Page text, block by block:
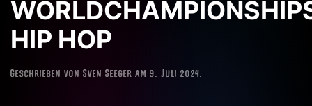
HIP HOP
Geschrieben von Sven Seeger am 9. Juli 2024.